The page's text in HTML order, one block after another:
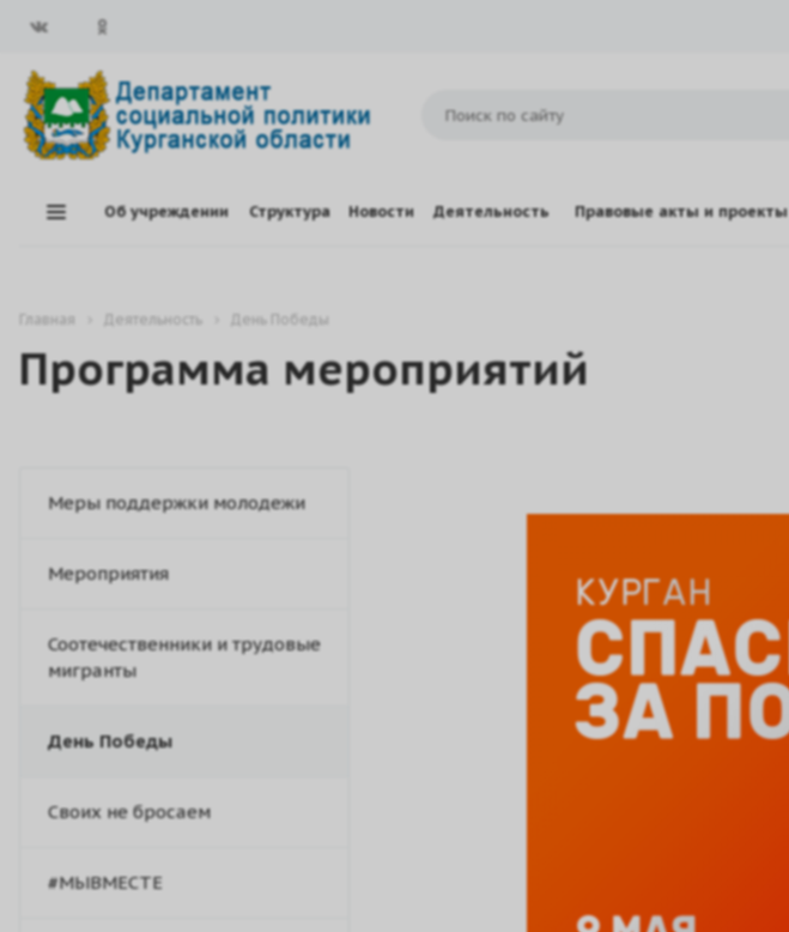
Об учреждении Структура Новости Деятельность Правовые акты и проекты
Главная Деятельность День Победы
Программа мероприятий
Меры поддержки молодежи
Мероприятия
Соотечественники и трудовые
мигранты
День Победы
Своих не бросаем
#МЫВМЕСТЕ